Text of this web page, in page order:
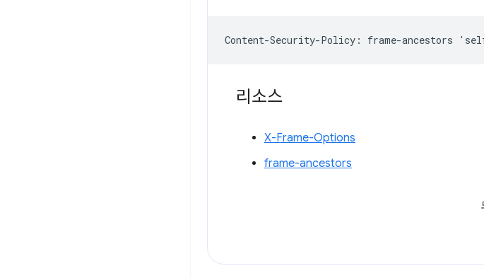
리소스
X-Frame-Options
frame-ancestors